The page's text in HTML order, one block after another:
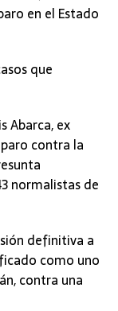
en el Estado
que
Abarca, ex
contra la
normalistas de
definitiva a
como uno
contra una